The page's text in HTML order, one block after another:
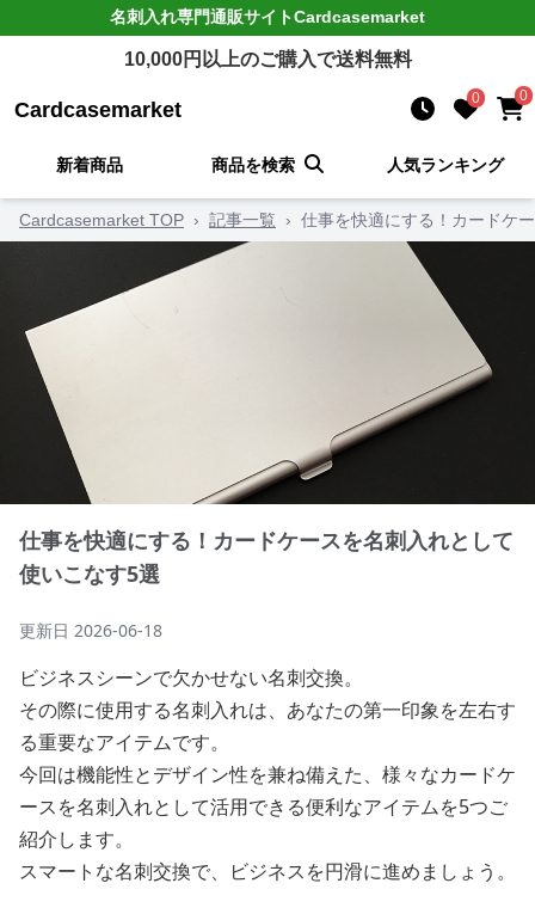
名刺入れ専門通販サイトCardcasemarket
10,000円以上のご購入で送料無料
Cardcasemarket 0 0
新着商品 商品を検索 人気ランキング
Cardcasemarket TOP › 記事一覧 › 仕事を快適にする！カードケ
仕事を快適にする！カードケースを名刺入れとして
使いこなす5選
更新日 2026-06-18
ビジネスシーンで欠かせない名刺交換。
その際に使用する名刺入れは、あなたの第一印象を左右す
る重要なアイテムです。
今回は機能性とデザイン性を兼ね備えた、様々なカードケ
ースを名刺入れとして活用できる便利なアイテムを5つご
紹介します。
スマートな名刺交換で、ビジネスを円滑に進めましょう。